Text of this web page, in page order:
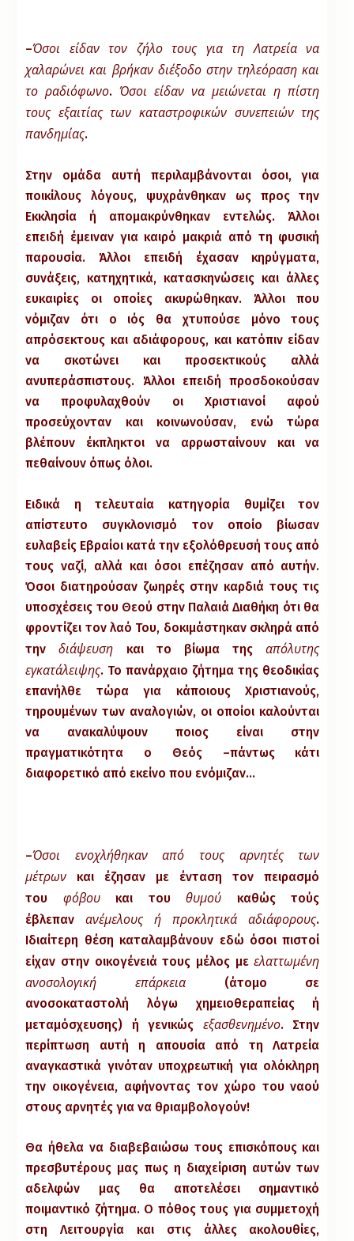
–Όσοι είδαν τον ζήλο τους για τη Λατρεία να
χαλαρώνει και βρήκαν διέξοδο στην τηλεόραση και
το ραδιόφωνο.Όσοι είδαν να μειώνεται η πίστη
τους εξαιτίας των καταστροφικών συνεπειών της
πανδημίας.
Στην ομάδα αυτή περιλαμβάνονται όσοι, για
ποικίλους λόγους, ψυχράνθηκαν ως προς την
Εκκλησία ή απομακρύνθηκαν εντελώς. Άλλοι
επειδή έμειναν για καιρό μακριά από τη φυσική
παρουσία. Άλλοι επειδή έχασαν κηρύγματα,
συνάξεις, κατηχητικά, κατασκηνώσεις και άλλες
ευκαιρίες οι οποίες ακυρώθηκαν. Άλλοι που
νόμιζαν ότι ο ιός θα χτυπούσε μόνο τους
απρόσεκτους και αδιάφορους, και κατόπιν είδαν
να σκοτώνει και προσεκτικούς αλλά
ανυπεράσπιστους. Άλλοι επειδή προσδοκούσαν
να προφυλαχθούν οι Χριστιανοί αφού
προσεύχονταν και κοινωνούσαν, ενώ τώρα
βλέπουν έκπληκτοι να αρρωσταίνουν και να
πεθαίνουν όπως όλοι.
Ειδικά η τελευταία κατηγορία θυμίζει τον
απίστευτο συγκλονισμό τον οποίο βίωσαν
ευλαβείς Εβραίοι κατά την εξολόθρευσή τους από
τους ναζί, αλλά και όσοι επέζησαν από αυτήν.
Όσοι διατηρούσαν ζωηρές στην καρδιά τους τις
υποσχέσεις του Θεού στην Παλαιά Διαθήκη ότι θα
φροντίζει τον λαό Του, δοκιμάστηκαν σκληρά από
τηνδιάψευση και το βίωμα τηςαπόλυτης
εγκατάλειψης. Το πανάρχαιο ζήτημα της θεοδικίας
επανήλθε τώρα για κάποιους Χριστιανούς,
τηρουμένων των αναλογιών, οι οποίοι καλούνται
να ανακαλύψουν ποιος είναι στην
πραγματικότητα ο Θεός –πάντως κάτι
διαφορετικό από εκείνο που ενόμιζαν…
–Όσοι ενοχλήθηκαν από τους αρνητές των
μέτρων και έζησαν με ένταση τον πειρασμό
του φόβουκαι τουθυμού καθώς τούς
έβλεπανανέμελους ή προκλητικά αδιάφορους.
Ιδιαίτερη θέση καταλαμβάνουν εδώ όσοι πιστοί
είχαν στην οικογένειά τους μέλος μεελαττωμένη
ανοσολογική επάρκεια(άτομο σε
ανοσοκαταστολή λόγω χημειοθεραπείας ή
μεταμόσχευσης) ή γενικώς εξασθενημένο. Στην
περίπτωση αυτή η απουσία από τη Λατρεία
αναγκαστικά γινόταν υποχρεωτική για ολόκληρη
την οικογένεια, αφήνοντας τον χώρο του ναού
στους αρνητές για να θριαμβολογούν!
Θα ήθελα να διαβεβαιώσω τους επισκόπους και
πρεσβυτέρους μας πως η διαχείριση αυτών των
αδελφών μας θα αποτελέσει σημαντικό
ποιμαντικό ζήτημα. Ο πόθος τους για συμμετοχή
στη Λειτουργία και στις άλλες ακολουθίες,